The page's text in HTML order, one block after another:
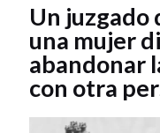
Un juzgado
una mujer
abandonar
con otra